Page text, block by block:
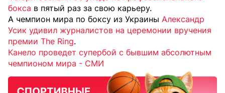
бокса в пятый раз за свою карьеру.
А чемпион мира по боксу из Украины Александр
Усик удивил журналистов на церемонии вручения
премии The Ring.
Канело проведет супербой с бывшим абсолютным
чемпионом мира - СМИ